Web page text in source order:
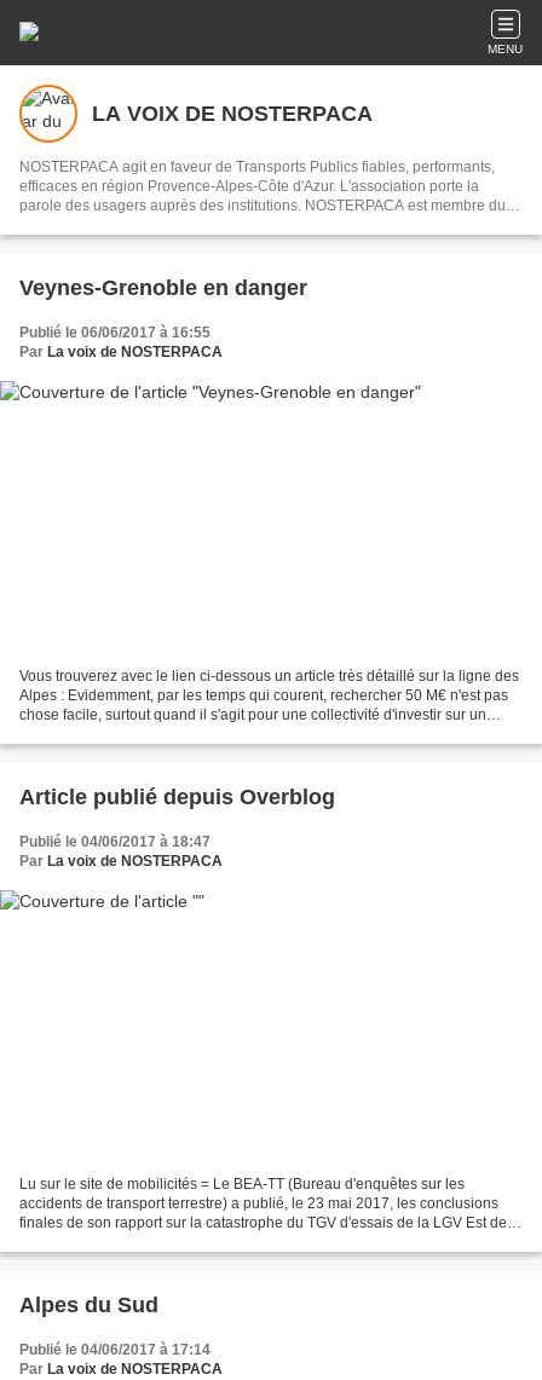
MENU
LA VOIX DE NOSTERPACA
NOSTERPACA agit en faveur de Transports Publics fiables, performants,
efficaces en région Provence-Alpes-Côte d'Azur. L'association porte la
parole des usagers auprès des institutions. NOSTERPACA est membre du
Veynes-Grenoble en danger
Publié le 06/06/2017 à 16:55
Par La voix de NOSTERPACA
Vous trouverez avec le lien ci-dessous un article très détaillé sur la ligne des
Alpes : Evidemment, par les temps qui courent, rechercher 50 M€ n'est pas
chose facile, surtout quand il s'agit pour une collectivité d'investir sur un
Article publié depuis Overblog
Publié le 04/06/2017 à 18:47
Par La voix de NOSTERPACA
Lu sur le site de mobilicités = Le BEA-TT (Bureau d'enquêtes sur les
accidents de transport terrestre) a publié, le 23 mai 2017, les conclusions
finales de son rapport sur la catastrophe du TGV d'essais de la LGV Est de
Alpes du Sud
Publié le 04/06/2017 à 17:14
Par La voix de NOSTERPACA